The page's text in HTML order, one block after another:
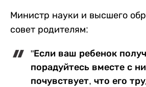
Министр науки и высшего
совет родителям:
"Если ваш ребенок
порадуйтесь вместе с
почувствует, что его